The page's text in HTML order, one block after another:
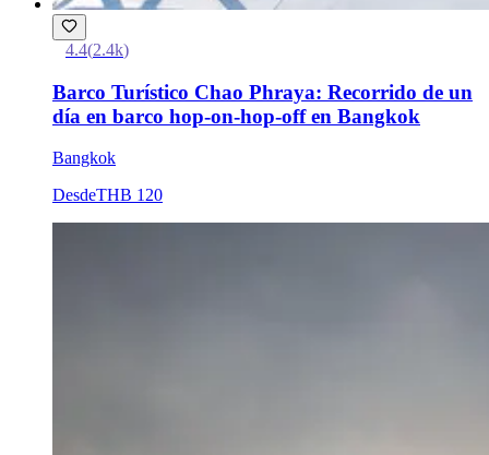
4.4(2.4k)
Barco Turístico Chao Phraya: Recorrido de un
día en barco hop-on-hop-off en Bangkok
Bangkok
DesdeTHB 120